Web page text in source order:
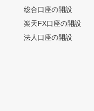
総合口座の開設
楽天FX口座の開設
法人口座の開設